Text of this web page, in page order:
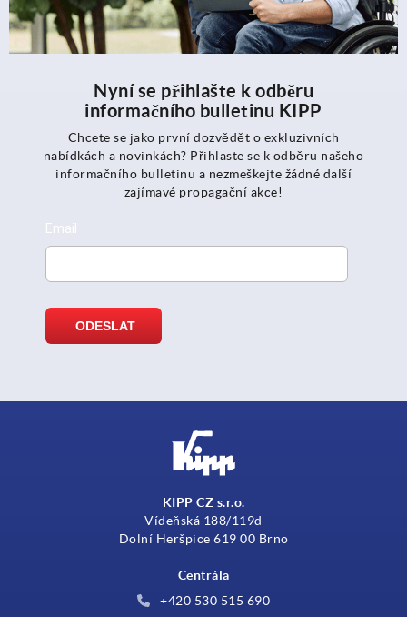
Nyní se přihlašte k odběru
informačního bulletinu KIPP
Chcete se jako první dozvědět o exkluzivních
nabídkách a novinkách? Přihlaste se k odběru našeho
informačního bulletinu a nezmeškejte žádné další
zajímavé propagační akce!
KIPP CZ s.r.o.
Vídeňská 188/119d
Dolní Heršpice 619 00 Brno
Centrála
+420 530 515 690